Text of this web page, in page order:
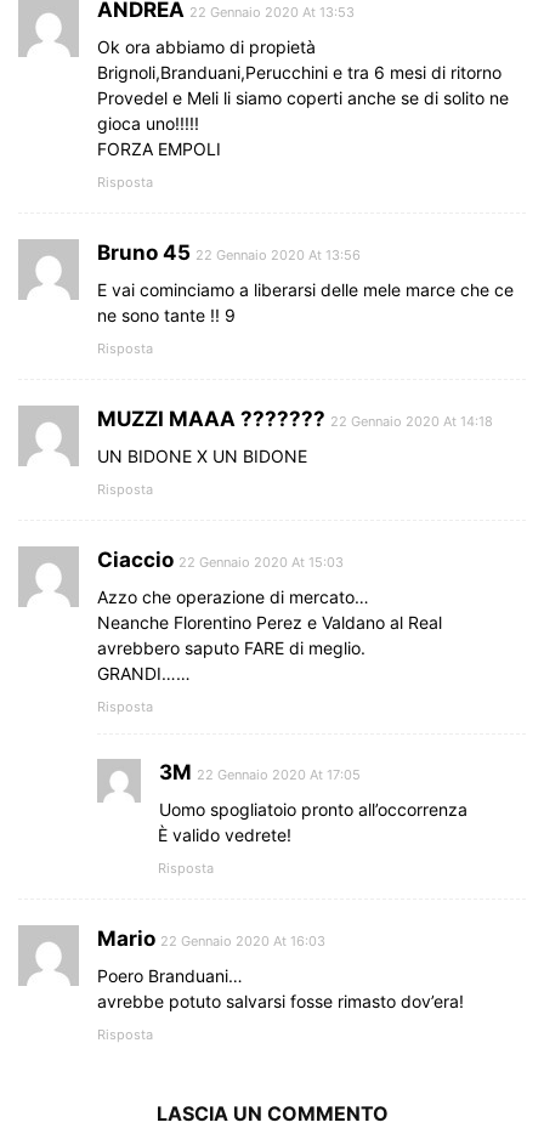
ANDREA 22 Gennaio 2020 At 13:53
Ok ora abbiamo di propietà
Brignoli,Branduani,Perucchini e tra 6 mesi di ritorno
Provedel e Meli li siamo coperti anche se di solito ne
gioca uno!!!!!
FORZA EMPOLI
Risposta
Bruno 45 22 Gennaio 2020 At 13:56
E vai cominciamo a liberarsi delle mele marce che ce
ne sono tante !! 9
Risposta
MUZZI MAAA ??????? 22 Gennaio 2020 At 14:18
UN BIDONE X UN BIDONE
Risposta
Ciaccio 22 Gennaio 2020 At 15:03
Azzo che operazione di mercato…
Neanche Florentino Perez e Valdano al Real
avrebbero saputo FARE di meglio.
GRANDI……
Risposta
3M 22 Gennaio 2020 At 17:05
Uomo spogliatoio pronto all’occorrenza
È valido vedrete!
Risposta
Mario 22 Gennaio 2020 At 16:03
Poero Branduani…
avrebbe potuto salvarsi fosse rimasto dov’era!
Risposta
LASCIA UN COMMENTO